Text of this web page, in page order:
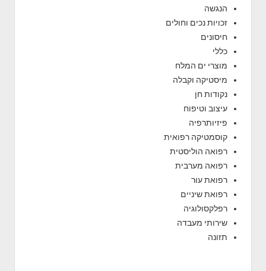
הנגשה
זכויות נכים וחולים
חיסונים
כללי
מוצרי ים המלח
מיסטיקה וקבלה
נקודות חן
עיצוב וטיפוח
פיזיותרפיה
קוסמטיקה רפואית
רפואה הוליסטית
רפואה מערבית
רפואת עור
רפואת שיניים
רפלקסולוגיה
שירותי מעבדה
תזונה